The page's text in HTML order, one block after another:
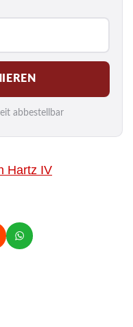
abbestellbar
Hartz IV